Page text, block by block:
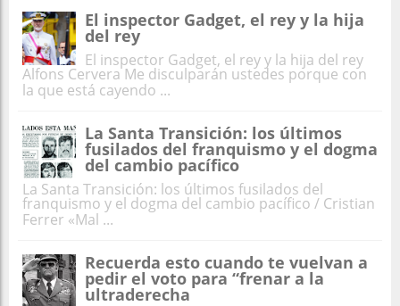
El inspector Gadget, el rey y la hija
del rey
El inspector Gadget, el rey y la hija del rey
Alfons Cervera Me disculparán ustedes porque con
la que está cayendo ...
La Santa Transición: los últimos
fusilados del franquismo y el dogma
del cambio pacífico
La Santa Transición: los últimos fusilados del
franquismo y el dogma del cambio pacífico / Cristian
Ferrer «Mal ...
Recuerda esto cuando te vuelvan a
pedir el voto para “frenar a la
ultraderecha